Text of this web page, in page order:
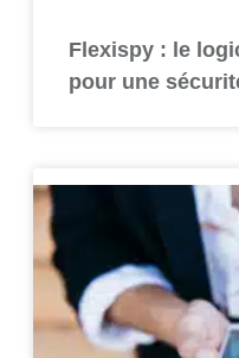
Flexispy : le
pour une